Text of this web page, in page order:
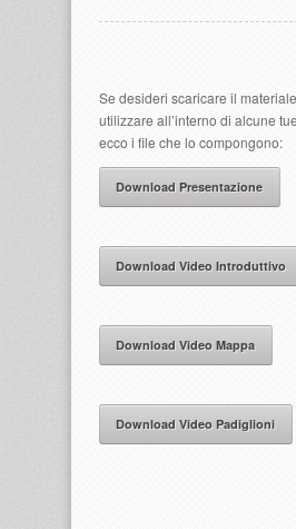
Se desideri scaricare il
utilizzare all’interno di alcune
ecco i file che lo compongono:
Download Presentazione
Download Video Introduttivo
Download Video Mappa
Download Video Padiglioni